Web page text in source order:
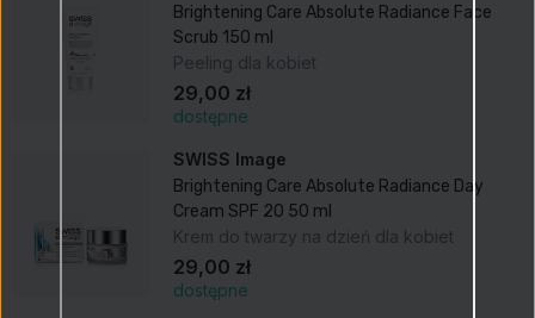
Brightening Care Absolute Radiance Face
Scrub 150 ml
Peeling dla kobiet
29,00 zł
dostępne
SWISS Image
Brightening Care Absolute Radiance Day
Cream SPF 20 50 ml
Krem do twarzy na dzień dla kobiet
29,00 zł
dostępne